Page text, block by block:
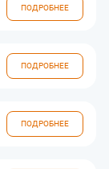
ПОДРОБНЕЕ
ПОДРОБНЕЕ
ПОДРОБНЕЕ